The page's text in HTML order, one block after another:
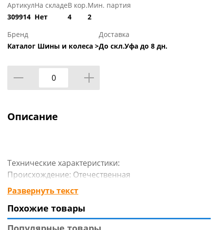
Артикул
309914
На складе
Нет
В кор.
4
Мин. партия
2
Бренд
Каталог Шины и колеса >
Доставка
До скл.Уфа до 8 дн.
Описание
Технические характеристики:
Происхождение: Отечественная
Сезон резины: Летняя
Марка: КОРДИАНТ
Модель: BUSINESS CS-2
Диаметр: 16
Развернуть текст
Похожие товары